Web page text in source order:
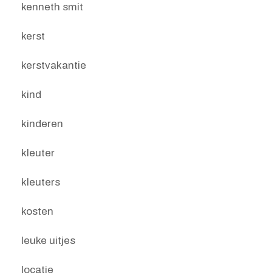
kenneth smit
kerst
kerstvakantie
kind
kinderen
kleuter
kleuters
kosten
leuke uitjes
locatie